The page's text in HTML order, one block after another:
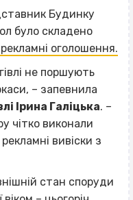
Будинку
було складено
оголошення.
не поршують
– запевнила
Ірина Галіцька. –
чітко виконали
вивіски з
стан споруди